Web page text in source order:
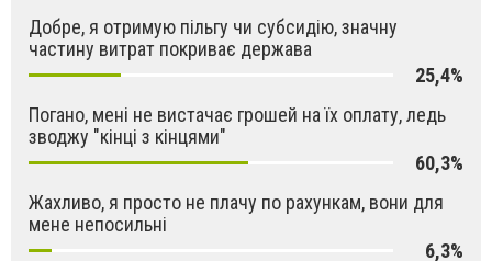
Добре, я отримую пільгу чи субсидію, значну
частину витрат покриває держава
25,4%
Погано, мені не вистачає грошей на їх оплату, ледь
зводжу "кінці з кінцями"
60,3%
Жахливо, я просто не плачу по рахункам, вони для
мене непосильні
6,3%